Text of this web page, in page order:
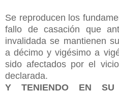
Se reproducen los
fallo de casación que
invalidada se mantienen
a décimo y vigésimo a
sido afectados por el
declarada.
Y TENIENDO EN